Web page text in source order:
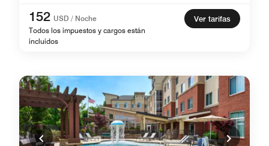
152 USD / Noche
Todos los impuestos y cargos están
incluidos
Ver tarifas